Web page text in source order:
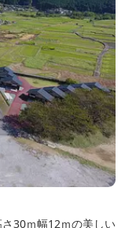
30ｍ幅12ｍの美しい